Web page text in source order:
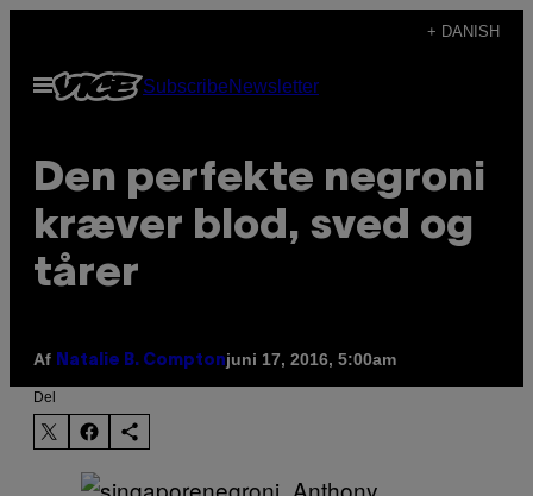
indhold
+ DANISH
Åbn
Menu
SubscribeNewsletter
Den perfekte negroni
kræver blod, sved og
tårer
Af Natalie B. Comptonjuni 17, 2016, 5:00am
Del